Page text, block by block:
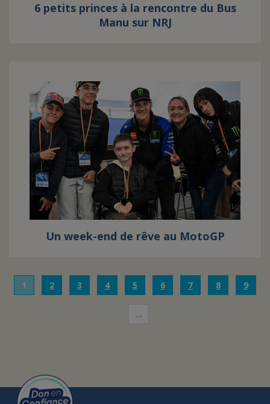
6 petits princes à la rencontre du Bus
Manu sur NRJ
Un week-end de rêve au MotoGP
1 2 3 4 5 6 7 8 9
…